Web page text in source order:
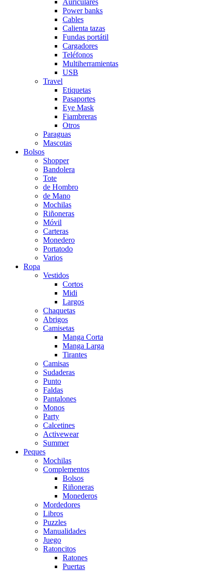
Power banks
Cables
Calienta tazas
Fundas portátil
Cargadores
Teléfonos
Multiherramientas
USB
Travel
Etiquetas
Pasaportes
Eye Mask
Fiambreras
Otros
Paraguas
Mascotas
Bolsos
Shopper
Bandolera
Tote
de Hombro
de Mano
Mochilas
Riñoneras
Móvil
Carteras
Monedero
Portatodo
Varios
Ropa
Vestidos
Cortos
Midi
Largos
Chaquetas
Abrigos
Camisetas
Manga Corta
Manga Larga
Tirantes
Camisas
Sudaderas
Punto
Faldas
Pantalones
Monos
Party
Calcetines
Activewear
Summer
Peques
Mochilas
Complementos
Bolsos
Riñoneras
Monederos
Mordedores
Libros
Puzzles
Manualidades
Juego
Ratoncitos
Ratones
Puertas